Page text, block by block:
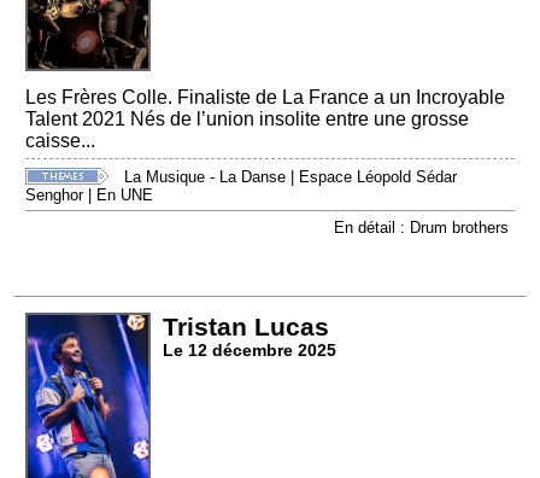
Les Frères Colle. Finaliste de La France a un Incroyable
Talent 2021 Nés de l’union insolite entre une grosse
caisse...
La Musique - La Danse | Espace Léopold Sédar
Senghor| En UNE
En détail : Drum brothers
Tristan Lucas
Le 12 décembre 2025